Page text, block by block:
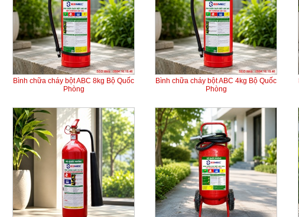
Bình chữa cháy bột ABC 8kg Bộ Quốc
Phòng
Bình chữa cháy bột ABC 4kg Bộ Quốc
Phòng